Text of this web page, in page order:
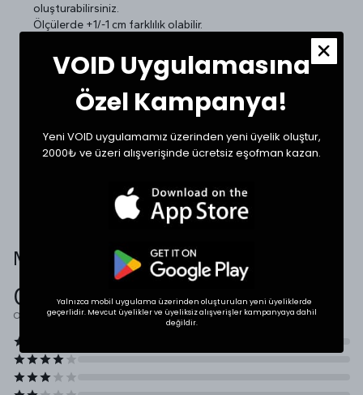
oluşturabilirsiniz.
Ölçülerde +1/-1 cm farklılık olabilir.
Beden Göğüs (cm) Boy (cm)
Small 55 70
Large 60 73
Müşteri Yorumları
0.0
Ortalama Puan
VOID Uygulamasına
Özel Kampanya!
Yeni VOID uygulamamız üzerinden yeni üyelik oluştur,
2000₺ ve üzeri alışverişinde ücretsiz eşofman kazan.
Yalnızca mobil uygulama üzerinden oluşturulan yeni üyeliklerde
geçerlidir. Mevcut üyelikler ve üyeliksiz alışverişler kampanyaya dahil
değildir.